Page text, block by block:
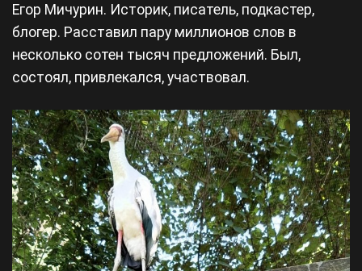
Егор Мичурин. Историк, писатель, подкастер,
блогер. Расставил пару миллионов слов в
несколько сотен тысяч предложений. Был,
состоял, привлекался, участвовал.